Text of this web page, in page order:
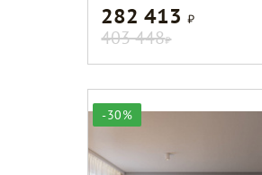
282 413Р
403 448Р
-30%